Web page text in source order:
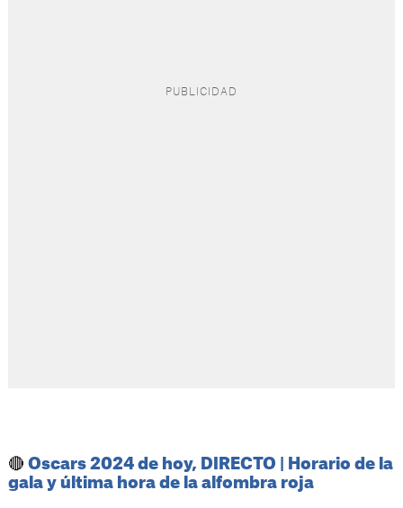
🔴 Oscars 2024 de hoy, DIRECTO | Horario de la
gala y última hora de la alfombra roja